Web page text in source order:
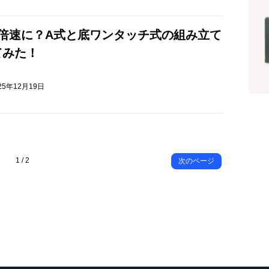
速に？A式と底ワンタッチ式の組み立て
た！
年12月19日
1 / 2 次のページ